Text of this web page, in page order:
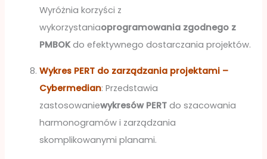
Wyróżnia korzyści z
wykorzystaniaoprogramowania zgodnego z
PMBOKdo efektywnego dostarczania projektów.
Wykres PERT do zarządzania projektami –
Cybermedian: Przedstawia
zastosowaniewykresów PERT do szacowania
harmonogramów i zarządzania
skomplikowanymi planami.